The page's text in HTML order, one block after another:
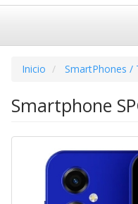
Inicio SmartPhones /
Smartphone